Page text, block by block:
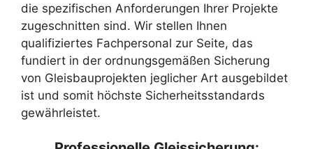
die spezifischen Anforderungen Ihrer Projekte
zugeschnitten sind. Wir stellen Ihnen
qualifiziertes Fachpersonal zur Seite, das
fundiert in der ordnungsgemäßen Sicherung
von Gleisbauprojekten jeglicher Art ausgebildet
ist und somit höchste Sicherheitsstandards
gewährleistet.